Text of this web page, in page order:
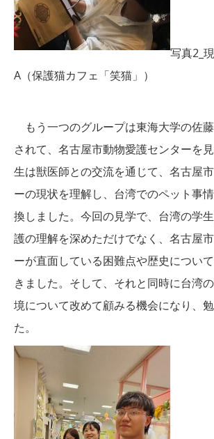
写真2_
A（保護猫カフェ「笑猫」）
もう一つのグループは東海大学の佐
されて、名古屋市動物愛護センターを
生は獣医師との交流を通じて、名古屋
ーの現状を理解し、台湾でのペット事
換しました。今回の見学で、台湾の学
護の理解を深めただけでなく、名古屋
ーが直面している困難点や歴史につい
きました。そして、それと同時に台湾
境について改めて顧みる機会になり、
た。